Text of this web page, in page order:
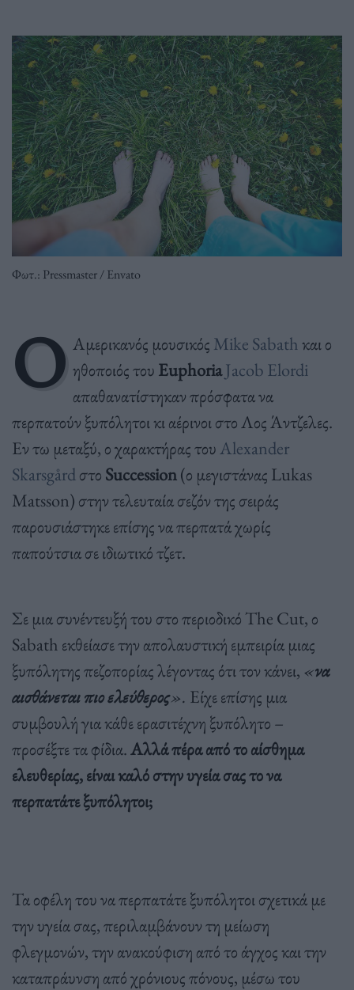
Φωτ.: Pressmaster / Envato
Ο Αμερικανός μουσικός Mike Sabathκαι ο
ηθοποιός του EuphoriaJacob Elordi
απαθανατίστηκαν πρόσφατα να
περπατούν ξυπόλητοι κι αέρινοι στο Λος Άντζελες.
Εν τω μεταξύ, ο χαρακτήρας τουAlexander
Skarsgårdστο Succession(ο μεγιστάνας Lukas
Matsson) στην τελευταία σεζόν της σειράς
παρουσιάστηκε επίσης να περπατά χωρίς
παπούτσια σε ιδιωτικό τζετ.
Σε μια συνέντευξή του στο περιοδικό The Cut, ο
Sabath εκθείασε την απολαυστική εμπειρία μιας
ξυπόλητης πεζοπορίας λέγοντας ότι τον κάνει, «να
αισθάνεται πιο ελεύθερος». Είχε επίσης μια
συμβουλή για κάθε ερασιτέχνη ξυπόλητο –
προσέξτε τα φίδια.Αλλά πέρα από το αίσθημα
ελευθερίας, είναι καλό στην υγεία σας το να
περπατάτε ξυπόλητοι;
Τα οφέλη του να περπατάτε ξυπόλητοι σχετικά με
την υγεία σας, περιλαμβάνουν τη μείωση
φλεγμονών, την ανακούφιση από το άγχος και την
καταπράυνση από χρόνιους πόνους, μέσω του